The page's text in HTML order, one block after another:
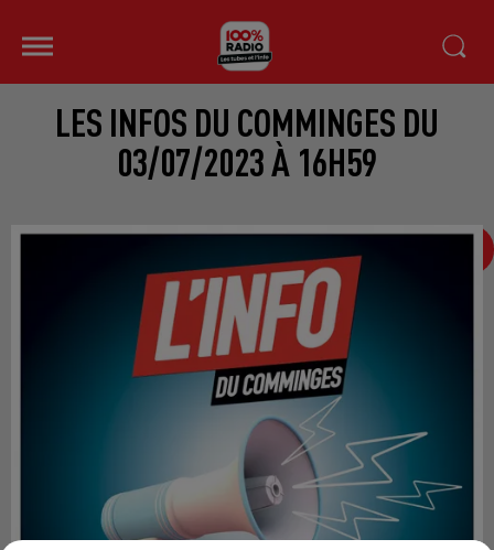
LES INFOS DU COMMINGES DU
03/07/2023 À 16H59